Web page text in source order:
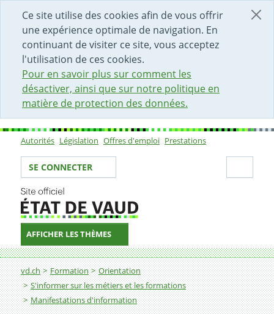
Ce site utilise des cookies afin de vous offrir
une expérience optimale de navigation. En
continuant de visiter ce site, vous acceptez
l'utilisation de ces cookies.
Pour en savoir plus sur comment les
désactiver, ainsi que sur notre politique en
matière de protection des données.
DÉBUT DU CONTENU DE LA PAGE
ACCÈS AU CHAMP DE RECHERCHE
PAGE D'ACCUEIL
FORMULAIRE DE CONTACT
Sous-navigation
Autorités Législation Offres d'emploi Prestations
Votre identité
SE CONNECTER
AFFICHER LES THÈMES
Fil d'Ariane
vd.ch Formation
Orientation
S'informer sur les métiers et les formations
Manifestations d'information
Portes ouvertes